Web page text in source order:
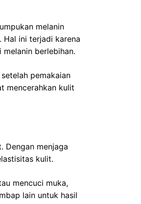
melanin
ini terjadi karena
berlebihan.
pemakaian
mencerahkan kulit
Dengan menjaga
kulit.
mencuci muka,
lain untuk hasil